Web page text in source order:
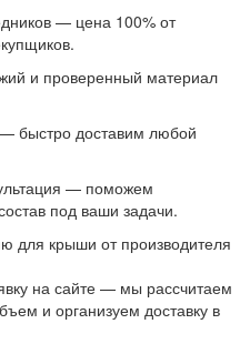
— цена 100% от
и проверенный материал
быстро доставим любой
— поможем
под ваши задачи.
для крыши от производителя
на сайте — мы рассчитаем
и организуем доставку в